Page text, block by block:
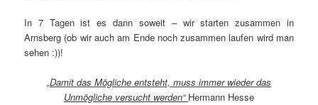
In 7 Tagen ist es dann soweit – wir starten zusammen in
Arnsberg (ob wir auch am Ende noch zusammen laufen wird man
sehen :))!
„Damit das Mögliche entsteht, muss immer wieder das
Unmögliche versucht werden“ Hermann Hesse